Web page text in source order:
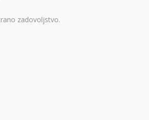
zadovoljstvo.